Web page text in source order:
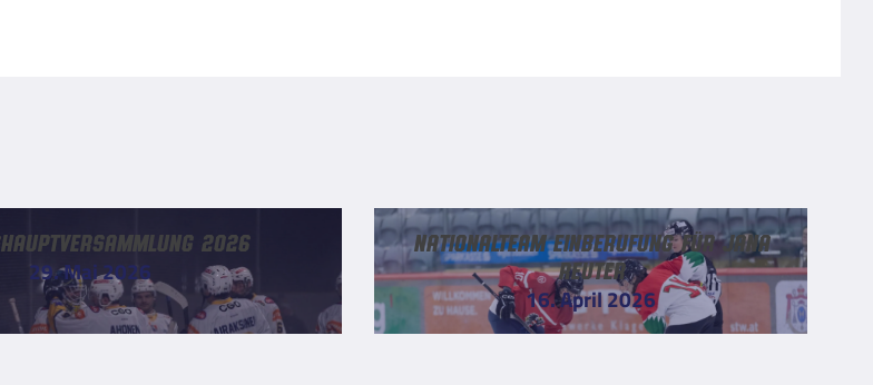
2026
29. Mai 2026
Nationalteam Einberufung für Jana
Reuter
16. April 2026